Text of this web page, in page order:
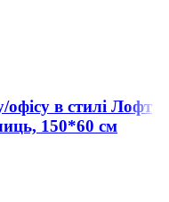
в стилі Лофт
150*60 см